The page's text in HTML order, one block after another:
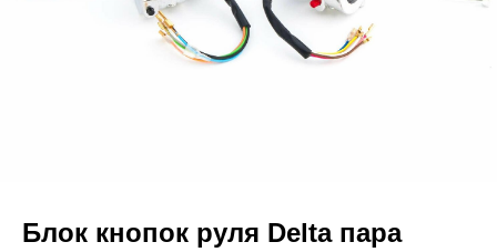
Блок кнопок руля Delta пара